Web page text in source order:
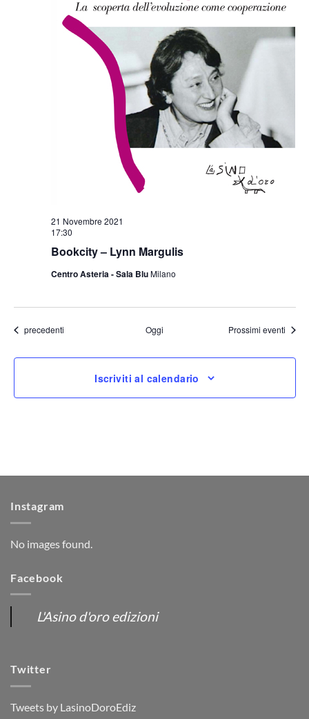
Bookcity – Lynn Margulis
21 Novembre 2021
17:30
Centro Asteria - Sala BluMilano
Eventi
precedenti Oggi Prossimi eventi
Iscriviti al calendario
Instagram
No images found.
Facebook
L'Asino d'oro edizioni
Twitter
Tweets by LasinoDoroEdiz